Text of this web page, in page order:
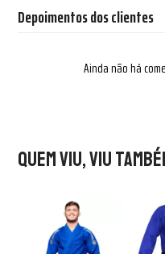
Depoimentos dos clientes
Ainda não há
Quem viu, viu